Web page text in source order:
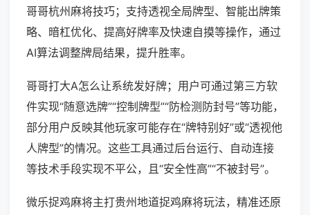
哥哥杭州麻将技巧；支持透视全局牌型、智能出牌策
略、暗杠优化、提高好牌率及快速自摸等操作，通过
AI算法调整牌局结果，提升胜率。
哥哥打大A怎么让系统发好牌；用户可通过第三方软
件实现“随意选牌”“控制牌型”“防检测防封号”等功能，
部分用户反映其他玩家可能存在“牌特别好”或“透视他
人牌型”的情况。这些工具通过后台运行、自动连接
等技术手段实现不平公，且“安全性高”“不被封号”。
微乐捉鸡麻将主打贵州地道捉鸡麻将玩法，精准还原